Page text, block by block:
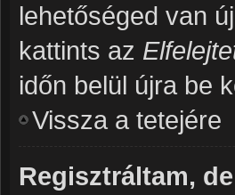
lehetőséged van
kattints az
időn belül újra be
Vissza a tetejére
Regisztráltam,